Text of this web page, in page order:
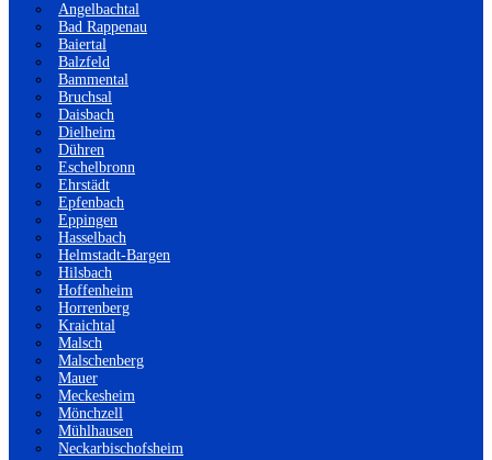
Angelbachtal
Bad Rappenau
Baiertal
Balzfeld
Bammental
Bruchsal
Daisbach
Dielheim
Dühren
Eschelbronn
Ehrstädt
Epfenbach
Eppingen
Hasselbach
Helmstadt-Bargen
Hilsbach
Hoffenheim
Horrenberg
Kraichtal
Malsch
Malschenberg
Mauer
Meckesheim
Mönchzell
Mühlhausen
Neckarbischofsheim